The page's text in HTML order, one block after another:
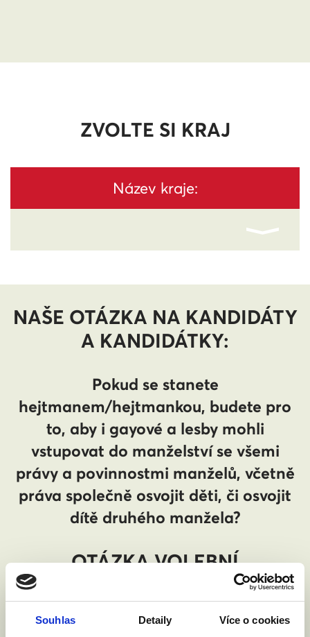
Souhlas Detaily Více o cookies
ZVOLTE SI KRAJ
Název kraje:
NAŠE OTÁZKA NA KANDIDÁTY
A KANDIDÁTKY:
Pokud se stanete
hejtmanem/hejtmankou, budete pro
to, aby i gayové a lesby mohli
vstupovat do manželství se všemi
právy a povinnostmi manželů, včetně
práva společně osvojit děti, či osvojit
dítě druhého manžela?
OTÁZKA VOLEBNÍ
„Gayové a lesby by měli mít možnost